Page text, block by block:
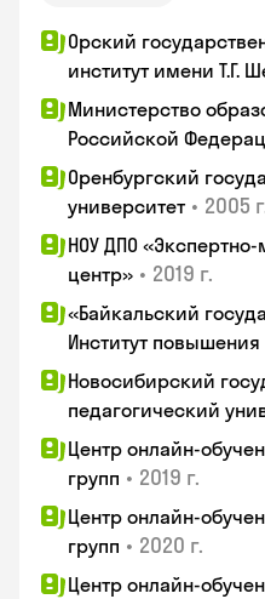
Орский
институт имени Т.Г.
Министерство
Российской
Оренбургский
университет • 2005
НОУ ДПО
центр» • 2019 г.
«Байкальский
Институт
Новосибирский
педагогический
Центр онлайн-
групп • 2019 г.
Центр онлайн-
групп • 2020 г.
Центр онлайн-